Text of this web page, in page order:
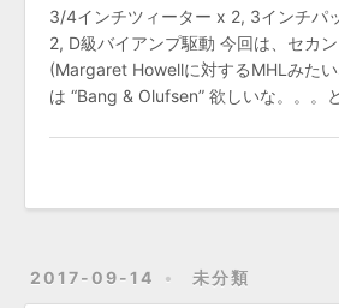
3/4インチツィーター x 2, 3インチパ
2, D級バイアンプ駆動 今回は、セカ
(Margaret Howellに対するMHLみた
は “Bang & Olufsen” 欲しいな。。。
2017-09-14 未分類